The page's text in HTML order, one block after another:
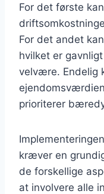
For det første
For det andet
hvilket er
velvære. Endelig
prioriterer
kræver en
de forskellige
at involvere alle